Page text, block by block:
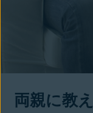
両親に教